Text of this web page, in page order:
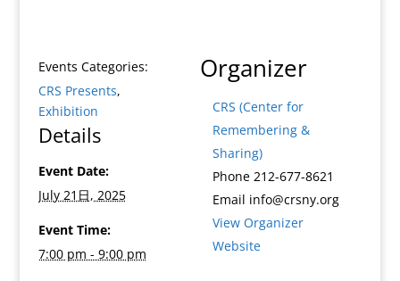
Events Categories:
CRS Presents,
Exhibition
Details
Event Date:
July 21日, 2025
Event Time:
7:00 pm - 9:00 pm
Organizer
CRS (Center for
Remembering &
Sharing)
Phone 212-677-8621
Email info@crsny.org
View Organizer
Website